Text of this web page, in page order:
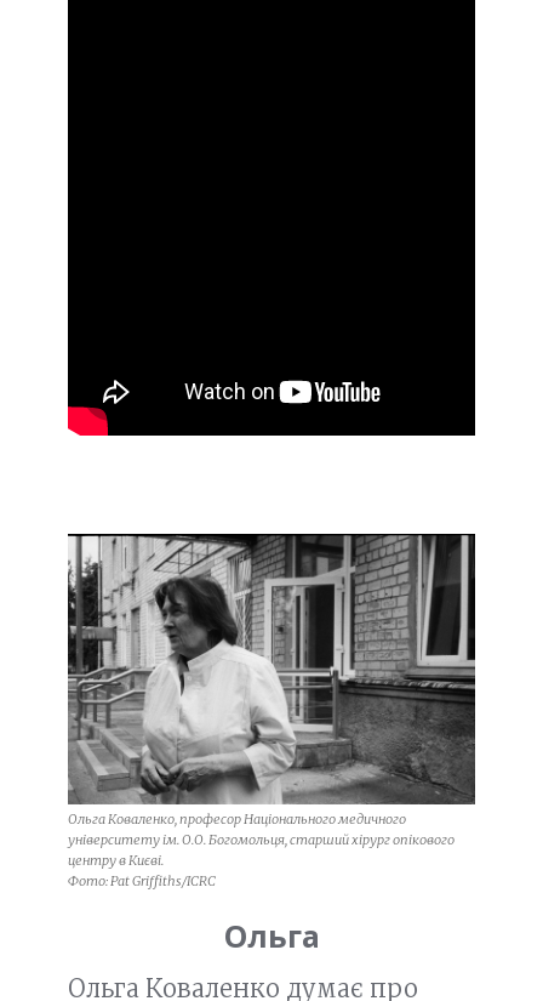
Ольга Коваленко, професор Національного медичного
університету ім. О.О. Богомольця, старший хірург опікового
центру в Києві.
Фото: Pat Griffiths/ICRC
Ольга
Ольга Коваленко думає про